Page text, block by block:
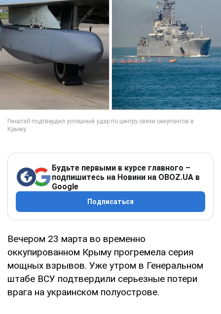
Будьте первыми в курсе главного –
подпишитесь на Новини на OBOZ.UA в
Google
Подписаться
Вечером 23 марта во временно
оккупированном Крыму прогремела серия
мощных взрывов. Уже утром в Генеральном
штабе ВСУ подтвердили серьезные потери
врага на украинском полуострове.